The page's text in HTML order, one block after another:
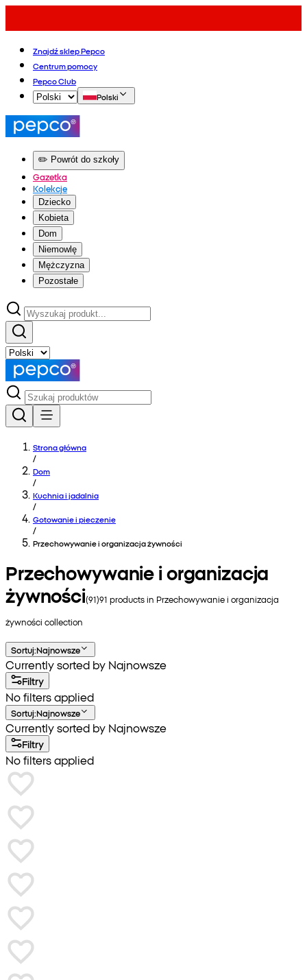
Znajdź sklep Pepco
Centrum pomocy
Pepco Club
Polski
✏️ Powrót do szkoły
Gazetka
Kolekcje
Dziecko
Kobieta
Dom
Niemowlę
Mężczyzna
Pozostałe
Strona główna
/
Dom
/
Kuchnia i jadalnia
/
Gotowanie i pieczenie
/
Przechowywanie i organizacja żywności
Przechowywanie i organizacja
żywności(91)91 products in Przechowywanie i organizacja
żywności collection
Sortuj:Najnowsze
Currently sorted by Najnowsze
Filtry
No filters applied
Sortuj:Najnowsze
Currently sorted by Najnowsze
Filtry
No filters applied